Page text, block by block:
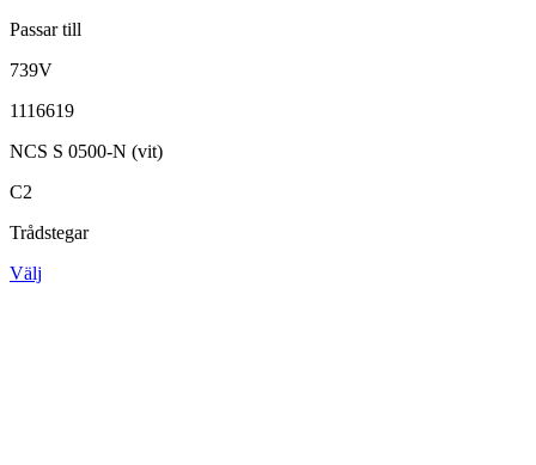
Passar till
739V
1116619
NCS S 0500-N (vit)
C2
Trådstegar
Välj